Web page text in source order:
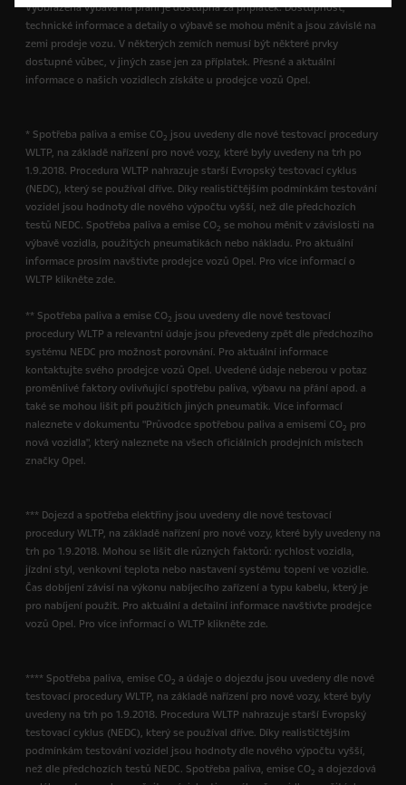
Vyobrazená výbava na přání je dostupná za příplatek. Dostupnost,
technické informace a detaily o výbavě se mohou měnit a jsou závislé na
zemi prodeje vozu. V některých zemích nemusí být některé prvky
dostupné vůbec, v jiných zase jen za příplatek. Přesné a aktuální
informace o našich vozidlech získáte u prodejce vozů Opel.
* Spotřeba paliva a emise CO2 jsou uvedeny dle nové testovací procedury
WLTP, na základě nařízení pro nové vozy, které byly uvedeny na trh po
1.9.2018. Procedura WLTP nahrazuje starší Evropský testovací cyklus
(NEDC), který se používal dříve. Díky realističtějším podmínkám testování
vozidel jsou hodnoty dle nového výpočtu vyšší, než dle předchozích
testů NEDC. Spotřeba paliva a emise CO2 se mohou měnit v závislosti na
výbavě vozidla, použitých pneumatikách nebo nákladu. Pro aktuální
informace prosím navštivte prodejce vozů Opel. Pro více informací o
WLTP klikněte zde.
** Spotřeba paliva a emise CO2 jsou uvedeny dle nové testovací
procedury WLTP a relevantní údaje jsou převedeny zpět dle předchozího
systému NEDC pro možnost porovnání. Pro aktuální informace
kontaktujte svého prodejce vozů Opel. Uvedené údaje neberou v potaz
proměnlivé faktory ovlivňující spotřebu paliva, výbavu na přání apod. a
také se mohou lišit při použitích jiných pneumatik. Více informací
naleznete v dokumentu "Průvodce spotřebou paliva a emisemi CO2 pro
nová vozidla", který naleznete na všech oficiálních prodejních místech
značky Opel.
*** Dojezd a spotřeba elektřiny jsou uvedeny dle nové testovací
procedury WLTP, na základě nařízení pro nové vozy, které byly uvedeny na
trh po 1.9.2018. Mohou se lišit dle různých faktorů: rychlost vozidla,
jízdní styl, venkovní teplota nebo nastavení systému topení ve vozidle.
Čas dobíjení závisí na výkonu nabíjecího zařízení a typu kabelu, který je
pro nabíjení použit. Pro aktuální a detailní informace navštivte prodejce
vozů Opel. Pro více informací o WLTP klikněte zde.
**** Spotřeba paliva, emise CO2 a údaje o dojezdu jsou uvedeny dle nové
testovací procedury WLTP, na základě nařízení pro nové vozy, které byly
uvedeny na trh po 1.9.2018. Procedura WLTP nahrazuje starší Evropský
testovací cyklus (NEDC), který se používal dříve. Díky realističtějším
podmínkám testování vozidel jsou hodnoty dle nového výpočtu vyšší,
než dle předchozích testů NEDC. Spotřeba paliva, emise CO2 a dojezdová